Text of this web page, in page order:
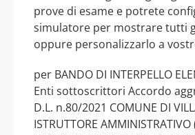
prove di esame e potrete
simulatore per mostrare tutti
oppure personalizzarlo a
per BANDO DI INTERPELLO
Enti sottoscrittori Accordo
D.L. n.80/2021 COMUNE DI
ISTRUTTORE AMMINISTRATIVO